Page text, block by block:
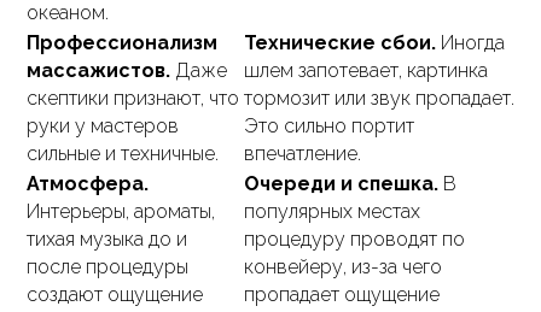
океаном.
Профессионализм
массажистов. Даже
скептики признают, что
руки у мастеров
сильные и техничные.
Технические сбои. Иногда
шлем запотевает, картинка
тормозит или звук пропадает.
Это сильно портит
впечатление.
Атмосфера.
Интерьеры, ароматы,
тихая музыка до и
после процедуры
создают ощущение
Очереди и спешка. В
популярных местах
процедуру проводят по
конвейеру, из-за чего
пропадает ощущение